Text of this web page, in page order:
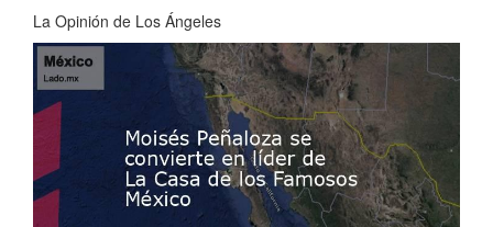
La Opinión de Los Ángeles